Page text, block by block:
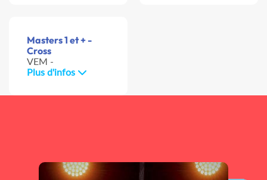
Masters 1 et + -
Cross
VEM -
Plus d'infos